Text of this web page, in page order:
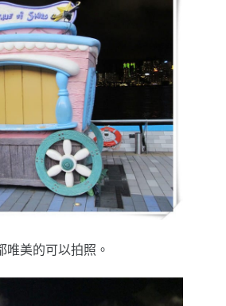
唯美的可以拍照。